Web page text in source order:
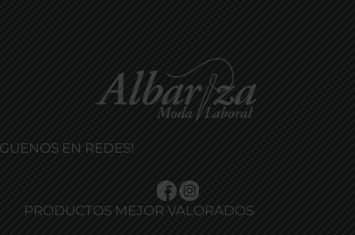
EN REDES!
PRODUCTOS MEJOR VALORADOS